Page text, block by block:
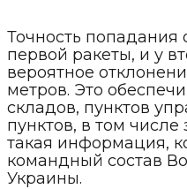
Точность
первой ракеты, и у
вероятное
метров. Это
складов, пунктов
пунктов, в том числе
такая информация,
командный состав
Украины.